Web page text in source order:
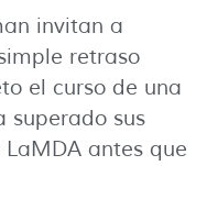
invitan a
retraso
el curso de una
superado sus
antes que